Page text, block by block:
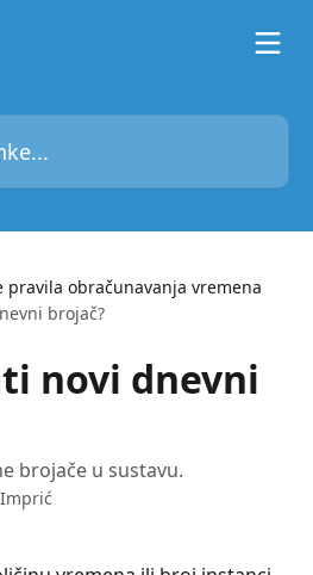
pravila obračunavanja vremena
brojač?
novi dnevni
brojače u sustavu.